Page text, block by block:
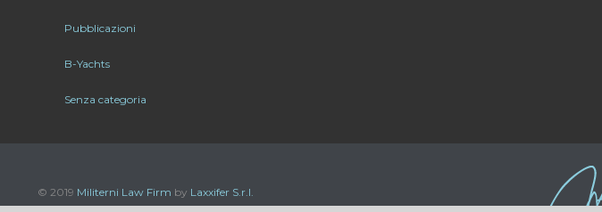
Pubblicazioni
B-Yachts
Senza categoria
© 2019 Militerni Law Firm by Laxxifer S.r.l.